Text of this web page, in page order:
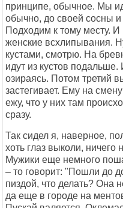
принципе, обычное. Мы
обычно, до своей сосны
Подходим к тому месту.
женские всхлипывания.
кустами, смотрю. На
идут из кустов
озираясь. Потом третий
застегивает. Ему на
ежу, что у них там
сразу.
Так сидел я, наверное,
хоть глаз выколи, ничего
Мужики еще немного
– то говорит: "Пошли до
пиздой, что делать? Она
да еще в городе на